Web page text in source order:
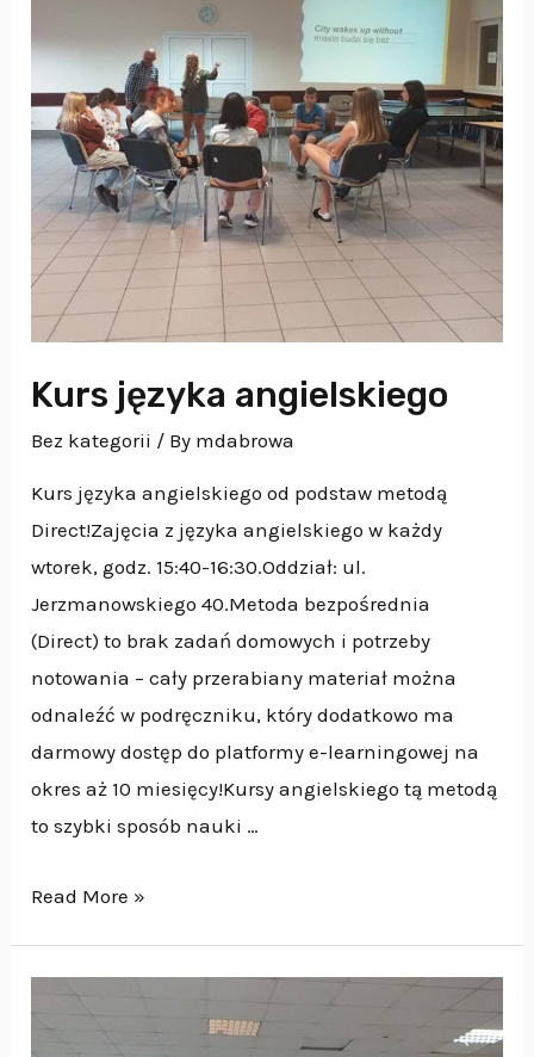
Kurs języka angielskiego
Bez kategorii / By mdabrowa
Kurs języka angielskiego od podstaw metodą
Direct!Zajęcia z języka angielskiego w każdy
wtorek, godz. 15:40-16:30.Oddział: ul.
Jerzmanowskiego 40.Metoda bezpośrednia
(Direct) to brak zadań domowych i potrzeby
notowania – cały przerabiany materiał można
odnaleźć w podręczniku, który dodatkowo ma
darmowy dostęp do platformy e-learningowej na
okres aż 10 miesięcy!Kursy angielskiego tą metodą
to szybki sposób nauki …
Read More »